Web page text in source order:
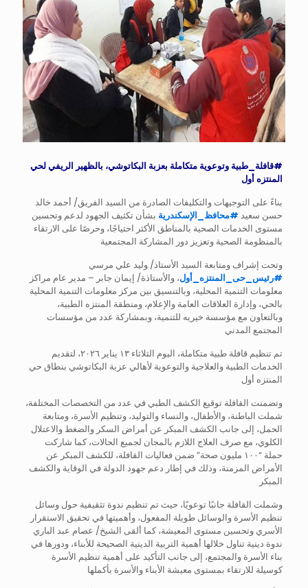
#قافلة_طبية وتوعوية متكاملة بعزبة البكاتوشي، بالظهير الريفي لحي
المنتزه أول
بناءً على التوجيهات والتكليفات الصادرة من السيد الفريق/ أحمد خالد
حسن سعيد #محافظ_الإسكندرية بشأن تكثيف الجهود لدعم وتحسين
مستوى الخدمات الصحية بالمناطق الأكثر احتياجًا، وحرصًا على الارتقاء
بالمنظومة الصحية وتعزيز دور المشاركة المجتمعية
وتحت إشراف ومتابعة السيد الأستاذ/ وليد علي مرسي
#رئيس_حى_المنتزه_أول، والأستاذة/ إيمان جابر – مدير عام مراكز
معلومات التنمية المحلية، وبالتنسيق بين مركز معلومات التنمية المحلية
بالحي، وإدارة العلاقات العامة والإعلام، ومنطقة المنتزه الطبية،
وبالتعاون مع مؤسسة خيريه للتنمية، وبمشاركة عدد من مؤسسات
المجتمع المدني
تم تنظيم قافلة طبية متكاملة، اليوم الثلاثاء ١٣ يناير ٢٠٢٦، لتقديم
الخدمات الطبية والعلاجية والتوعوية لأهالي عزبة البكاتوشي بنطاق حي
المنتزه أول
وتضمنت القافلة توقيع الكشف الطبي في عدد من التخصصات المختلفة،
شملت الباطنة، والأطفال، والنساء والتوليد، وتنظيم الأسرة، ومتابعة
الحمل، إلى جانب الكشف المبكر عن أمراض السكر والضغط والاعتلال
الكلوي، مع صرف العلاج اللازم بالمجان لجميع الحالات، كما شاركت
حملة “١٠٠ مليون صحة” ضمن فعاليات القافلة، للكشف المبكر عن
الأمراض المزمنة، وذلك في إطار دعم جهود الدولة في الوقاية والكشف
المبكر
وشملت القافلة جانبًا توعويًا، حيث تم تنظيم ندوة تثقيفية حول وسائل
تنظيم الأسرة والوسائل طويلة المفعول، وأهميتها في تحقيق الاستقرار
الأسري وتحسين مستوى المعيشة، كما ألقى الشيخ/ عصام عبد الباري
ندوة دينية تناول خلالها أهمية التربية الدينية الصحيحة للأبناء، ودورها في
بناء الأسرة والمجتمع، إلى جانب التأكيد على أهمية تنظيم الأسرة
كوسيلة للارتقاء بمستوى معيشة الأبناء والأسرة بأكملها